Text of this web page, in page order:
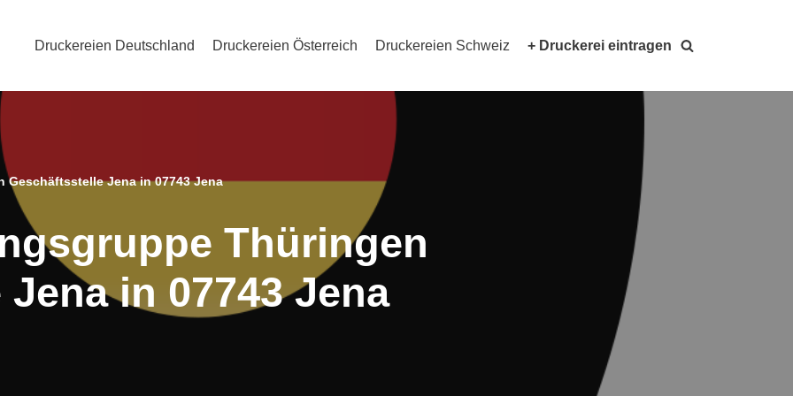
Druckereien Deutschland Druckereien Österreich Druckereien Schweiz + Druckerei eintragen
Jena in 07743 Jena
Thüringen
in 07743 Jena